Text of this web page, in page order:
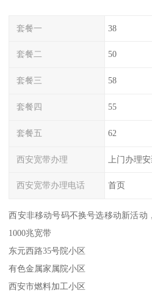
套餐一 38
套餐二 50
套餐三 58
套餐四 55
套餐五 62
西安宽带办理 上门办理
西安宽带办理电话 首页
西安非移动号码不换号选移动新活动
1000兆宽带
东元西路35号院小区
有色金属家属院小区
西安市燃料加工小区